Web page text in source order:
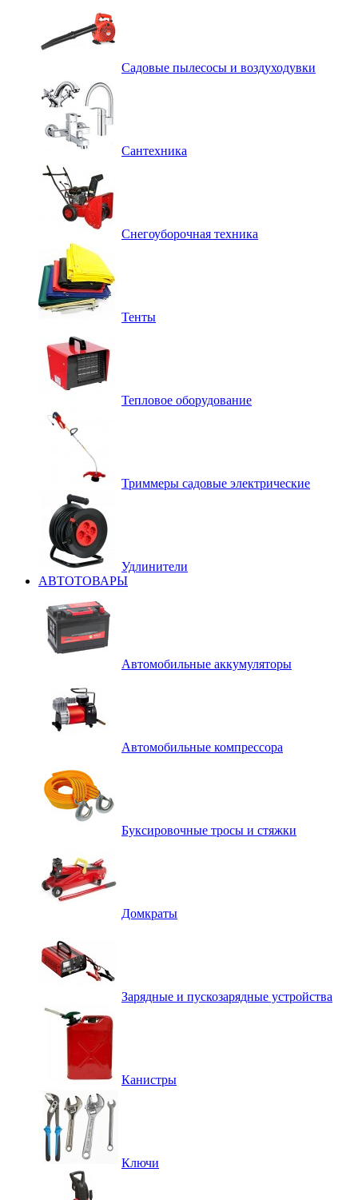
Садовые пылесосы и воздуходувки
Сантехника
Снегоуборочная техника
Тенты
Тепловое оборудование
Триммеры садовые электрические
Удлинители
АВТОТОВАРЫ
Автомобильные аккумуляторы
Автомобильные компрессора
Буксировочные тросы и стяжки
Домкраты
Зарядные и пускозарядные устройства
Канистры
Ключи